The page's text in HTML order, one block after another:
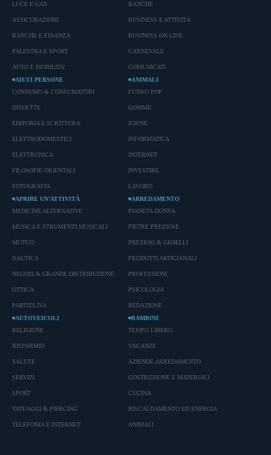
LUCE E GAS
ASSICURAZIONI
BANCHE E FINANZA
PALESTRA E SPORT
AUTO E MOBILITA'
BANCHE
BUSINESS E ATTIVITÀ
BUSINESS ON LINE
CARNEVALE
COMUNICATI
AIUTI PERSONE
CONSUMO & CONSUMATORI
DISDETTE
EDITORIA E SCRITTURA
ELETTRODOMESTICI
ELETTRONICA
FILOSOFIE ORIENTALI
FOTOGRAFIA
ANIMALI
FUNKO POP
GOMME
IGIENE
INFORMATICA
INTERNET
INVESTIRE
LAVORO
APRIRE UN’ATTIVITÀ
MEDICINE ALTERNATIVE
MUSICA E STRUMENTI MUSICALI
MUTUO
NAUTICA
NEGOZI & GRANDE DISTRIBUZIONE
OTTICA
PARTITA IVA
ARREDAMENTO
PIANETA DONNA
PIETRE PREZIOSE
PREZIOSI & GIOIELLI
PRODOTTI ARTIGIANALI
PROFESSIONI
PSICOLOGIA
REDAZIONE
AUTOVEICOLI
RELIGIONE
RISPARMIO
SALUTE
SERVIZI
SPORT
TATUAGGI & PIERCING
TELEFONIA E INTERNET
BAMBINI
TEMPO LIBERO
VACANZE
AZIENDE ARREDAMENTO
COSTRUZIONE E MATERIALI
CUCINA
RISCALDAMENTO ED ENERGIA
ANIMALI